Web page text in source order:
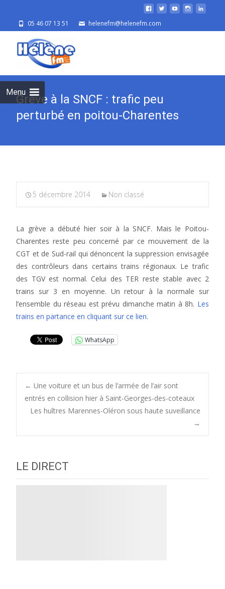
05 46 07 13 51 helenefm@helenefm.com
Menu
Grève à la SNCF : trafic peu
perturbé en poitou-Charentes
5 décembre 2014 Non classé
La grève a débuté hier soir à la SNCF. Mais le Poitou-
Charentes reste peu concerné par ce mouvement de la
CGT et de Sud-rail qui dénoncent la suppression envisagée
des contrôleurs dans certains trains régionaux. Le trafic
des TGV est normal. Celui des TER reste stable avec 2
trains sur 3 en moyenne. Un retour à la normale sur
l’ensemble du réseau est prévu dimanche matin à 8h. Les
trains en partance en cliquant sur ce lien.
WhatsApp
Post
← Une voiture et un bus de l’armée de l’air sont
entrés en collision hier à Saint-Georges-des-coteaux
Les huîtres Marennes-Oléron sous haute suveillance
→
LE DIRECT